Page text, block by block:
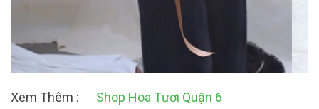
Xem Thêm : Shop Hoa Tươi Quận 6